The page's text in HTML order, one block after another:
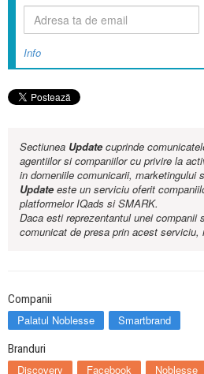
Info
Sectiunea Updatecuprinde
agentiilor si companiilor cu privire la
in domeniile comunicarii, marketingului
Updateeste un serviciu oferit
platformelor IQads si SMARK.
Daca esti reprezentantul unei companii
comunicat de presa prin acest serviciu,
Companii
Palatul Noblesse Smartbrand
Branduri
Discovery Facebook Noblesse